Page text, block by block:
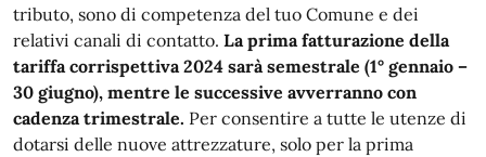
tributo, sono di competenza del tuo Comune e dei
relativi canali di contatto. La prima fatturazione della
tariffa corrispettiva 2024 sarà semestrale (1° gennaio –
30 giugno), mentre le successive avverranno con
cadenza trimestrale. Per consentire a tutte le utenze di
dotarsi delle nuove attrezzature, solo per la prima